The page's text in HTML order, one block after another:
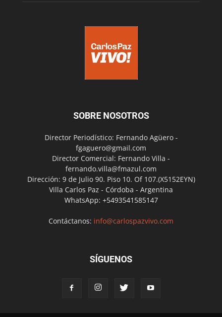
SOBRE NOSOTROS
Director Periodístico: Fernando Agüero -
fgaguero@gmail.com
Director Comercial: Fernando Villa -
fernando.villa@fmazul.com
Dirección: 9 de Julio 90. Piso 10. Of 107.(X5152EYN)
Villa Carlos Paz - Córdoba - Argentina
WhatsApp: +5493541585147
Contáctanos: info@carlospazvivo.com
SÍGUENOS